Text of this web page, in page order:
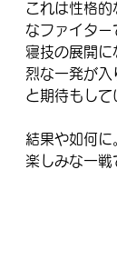
これは性格的
なファイター
寝技の展開に
烈な一発が入
と期待もして
結果や如何に
楽しみな一戦